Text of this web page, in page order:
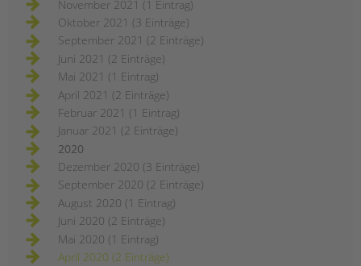
November 2021 (1 Eintrag)
Oktober 2021 (3 Einträge)
September 2021 (2 Einträge)
Juni 2021 (2 Einträge)
Mai 2021 (1 Eintrag)
April 2021 (2 Einträge)
Februar 2021 (1 Eintrag)
Januar 2021 (2 Einträge)
2020
Dezember 2020 (3 Einträge)
September 2020 (2 Einträge)
August 2020 (1 Eintrag)
Juni 2020 (2 Einträge)
Mai 2020 (1 Eintrag)
April 2020 (2 Einträge)